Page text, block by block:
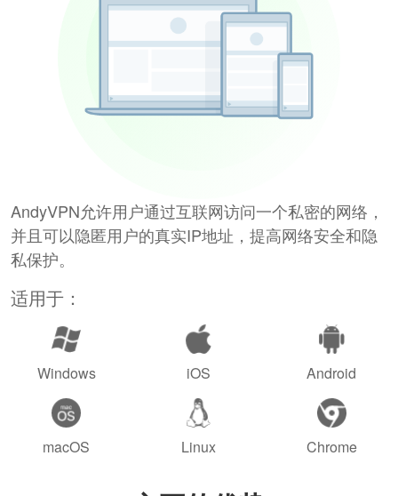
AndyVPN允许用户通过互联网访问一个私密的网络，
并且可以隐匿用户的真实IP地址，提高网络安全和隐
私保护。
适用于：
Windows iOS Android
macOS Linux Chrome